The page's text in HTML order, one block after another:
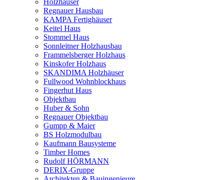
Holzhäuser
Regnauer Hausbau
KAMPA Fertighäuser
Keitel Haus
Stommel Haus
Sonnleitner Holzhausbau
Frammelsberger Holzhaus
Kinskofer Holzhaus
SKANDIMA Holzhäuser
Fullwood Wohnblockhaus
Fingerhut Haus
Objektbau
Huber & Sohn
Regnauer Objektbau
Gumpp & Maier
BS Holzmodulbau
Kaufmann Bausysteme
Timber Homes
Rudolf HÖRMANN
DERIX-Gruppe